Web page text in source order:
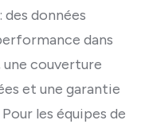
données
dans
une couverture
et une garantie
les équipes de